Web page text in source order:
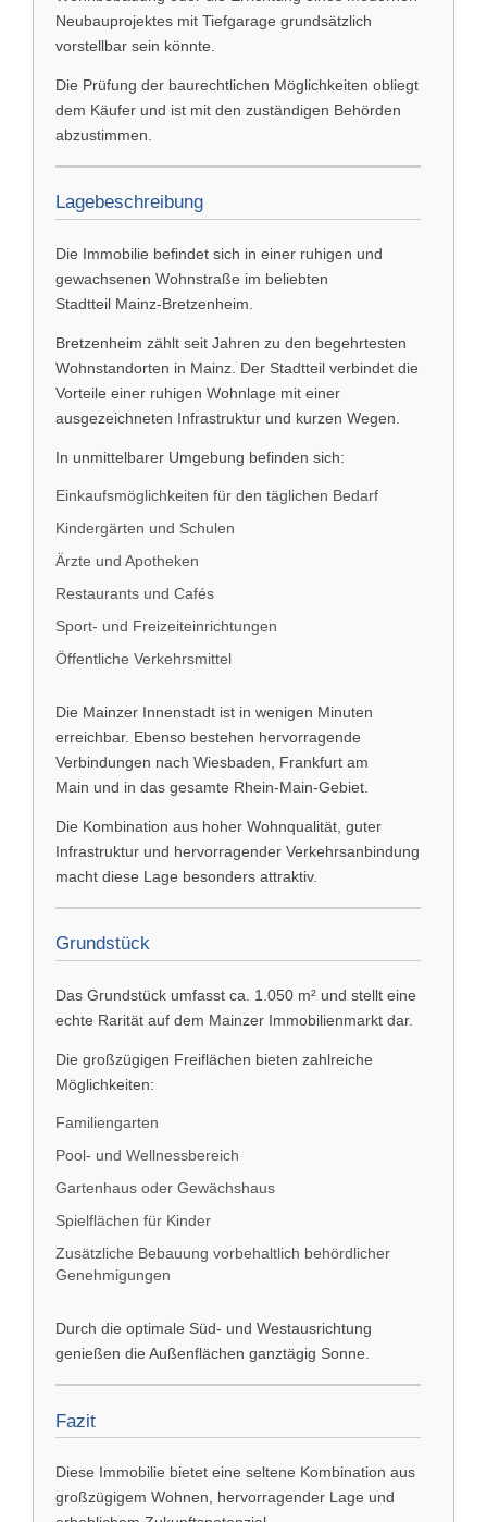
Neubauprojektes mit Tiefgarage grundsätzlich
vorstellbar sein könnte.
Die Prüfung der baurechtlichen Möglichkeiten obliegt
dem Käufer und ist mit den zuständigen Behörden
abzustimmen.
Lagebeschreibung
Die Immobilie befindet sich in einer ruhigen und
gewachsenen Wohnstraße im beliebten
Stadtteil Mainz-Bretzenheim
Bretzenheim zählt seit Jahren zu den begehrtesten
Wohnstandorten in Mainz. Der Stadtteil verbindet die
Vorteile einer ruhigen Wohnlage mit einer
ausgezeichneten Infrastruktur und kurzen Wegen.
In unmittelbarer Umgebung befinden sich:
Einkaufsmöglichkeiten für den täglichen Bedarf
Kindergärten und Schulen
Ärzte und Apotheken
Restaurants und Cafés
Sport- und Freizeiteinrichtungen
Öffentliche Verkehrsmittel
Die Mainzer Innenstadt ist in wenigen Minuten
erreichbar. Ebenso bestehen hervorragende
Verbindungen nach Wiesbaden
Frankfurt am
Main und in das gesamte Rhein-Main-Gebiet.
Die Kombination aus hoher Wohnqualität, guter
Infrastruktur und hervorragender Verkehrsanbindung
macht diese Lage besonders attraktiv.
Grundstück
Das Grundstück umfasst ca. 1.050 m² und stellt eine
echte Rarität auf dem Mainzer Immobilienmarkt dar.
Die großzügigen Freiflächen bieten zahlreiche
Möglichkeiten:
Familiengarten
Pool- und Wellnessbereich
Gartenhaus oder Gewächshaus
Spielflächen für Kinder
Zusätzliche Bebauung vorbehaltlich behördlicher
Genehmigungen
Durch die optimale Süd- und Westausrichtung
genießen die Außenflächen ganztägig Sonne.
Fazit
Diese Immobilie bietet eine seltene Kombination aus
großzügigem Wohnen, hervorragender Lage und